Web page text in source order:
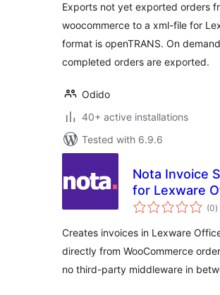
Exports not yet exported orders
woocommerce to a xml-file for
format is openTRANS. On
completed orders are exported.
Odido
40+ active installations
Tested with 6.9.6
Nota Invoice
for Lexware
(0)
Creates invoices in Lexware
directly from WooCommerce
no third-party middleware in